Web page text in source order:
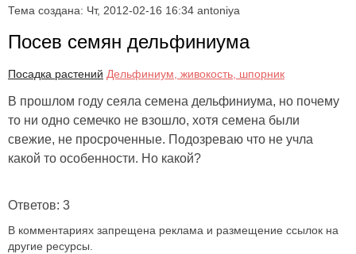
Тема создана: Чт, 2012-02-16 16:34 antoniya
Посев семян дельфиниума
Посадка растений Дельфиниум, живокость, шпорник
В прошлом году сеяла семена дельфиниума, но почему
то ни одно семечко не взошло, хотя семена были
свежие, не просроченные. Подозреваю что не учла
какой то особенности. Но какой?
Ответов: 3
В комментариях запрещена реклама и размещение ссылок на
другие ресурсы.